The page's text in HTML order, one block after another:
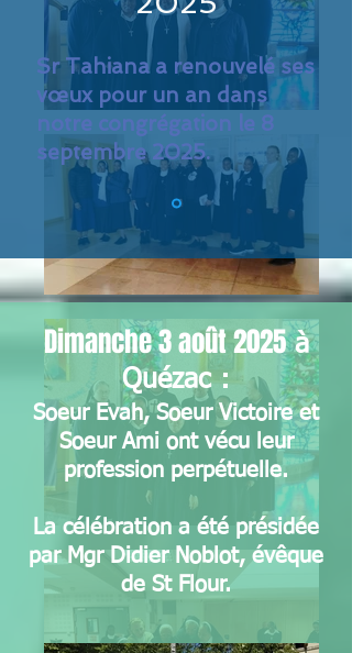
Sr Tahiana a renouvelé ses
vœux pour un an dans
notre congrégation le 8
septembre 2025.
Dimanche 3 août 2025à
Quézac :
Soeur Evah, Soeur Victoire et
Soeur Ami ont vécu leur
profession perpétuelle.
La célébration a été présidée
par Mgr Didier Noblot, évêque
de St Flour.